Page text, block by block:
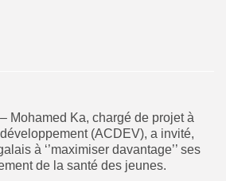
Search
Button
Mohamed Ka, chargé de projet à
développement (ACDEV), a invité,
à ‘’maximiser davantage’’ ses
de la santé des jeunes.